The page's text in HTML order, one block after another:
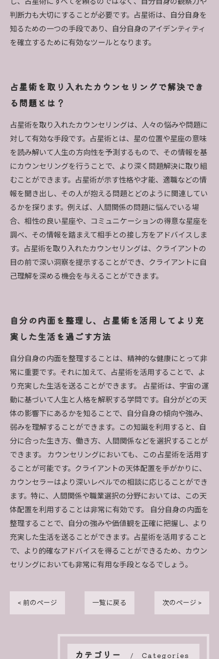
判断力も大切にすることが必要です。占星術は、自分自身を
知るための一つの手段であり、自分自身のアイデンティティ
を確立するために有効なツールとなります。
占星術を取り入れたカウンセリングで解決でき
る問題とは？
占星術を取り入れたカウンセリングは、人々の悩みや問題に
対して有効な手段です。占星術とは、星の位置や星座の意味
を読み解いて人生の方向性を予測するもので、その情報を基
にカウンセリングを行うことで、より深く問題解決に取り組
むことができます。占星術が示す性格や才能、適職などの情
報を聞き出し、その人が抱える問題とどのように関連してい
るかを探ります。例えば、人間関係の問題に悩んでいる場
合、相性の良い星座や、コミュニケーションの得意な星座を
調べ、その情報を踏まえて相手との接し方をアドバイスしま
す。占星術を取り入れたカウンセリングは、クライアントの
目の前で深い洞察を提示することができ、クライアントに自
己理解を深める機会を与えることができます。
自分の内面を整理し、占星術を活用してより充
実した生活を過ごす方法
自分自身の内面を整理することは、精神的な健康にとって非
常に重要です。それに加えて、占星術を活用することで、よ
り充実した生活を送ることができます。 占星術は、宇宙の運
動に基づいて人生と人格を解釈する学問です。自分がどの天
体の影響下にあるかを知ることで、自分自身の傾向や強み、
弱みを理解することができます。この知識を利用すると、自
分に合った生き方、働き方、人間関係などを選択することが
できます。 カウンセリングにおいても、この占星術を活用す
ることが可能です。クライアントの天体配置を手がかりに、
カウンセラーはより深いレベルでの相談に応じることができ
ます。特に、人間関係や職業選択の分野においては、この天
体配置を利用することは非常に有効です。 自分自身の内面を
整理することで、自分の強みや価値観を正確に把握し、より
充実した生活を送ることができます。占星術を活用すること
で、より的確なアドバイスを得ることができるため、カウン
セリングにおいても非常に有用な手段となるでしょう。
< 前のページ 一覧に戻る 次のページ >
カテゴリー Categories